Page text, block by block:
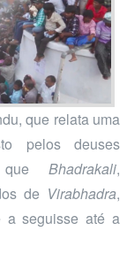
que relata uma
pelos deuses
queBhadrakali,
de Virabhadra,
a seguisse até a